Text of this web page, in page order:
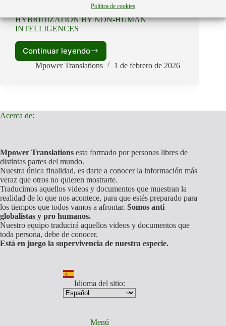
Política de cookies
HYBRIDIZATION BY NON-HUMAN
INTELLIGENCES
Continuar leyendo
HYBRIDIZATION
BY
Mpower Translations 1 de febrero de 2026
Acerca de:
Mpower Translations esta formado por personas libres de
distintas partes del mundo.
Nuestra única finalidad, es darte a conocer la información más
veraz que otros no quieren mostrarte.
Traducimos aquellos videos y documentos que muestran la
realidad de lo que nos acontece, para que estés preparado para
los tiempos que todos vamos a afrontar. Somos anti
globalistas y pro humanos.
Nuestro equipo traducirá aquellos videos y documentos que
toda persona, debe de conocer.
Está en juego la supervivencia de nuestra especie.
Idioma del sitio:
Menú